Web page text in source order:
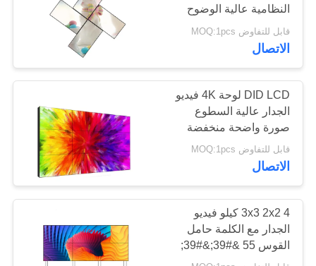
معلومات
جولة
المعمل
مراقبة
الجودة
اتصل
النظامية عالية الوضوح
قابل للتفاوض MOQ:1pcs
الاتصال
DID LCD لوحة 4K فيديو
الجدار عالية السطوع
صورة واضحة منخفضة
الحرارة الإشعاع
قابل للتفاوض MOQ:1pcs
الاتصال
3x3 2x2 4 كيلو فيديو
الجدار مع الكلمة حامل
القوس 55 &#39;&#39;
انخفاض استهلاك الطاقة